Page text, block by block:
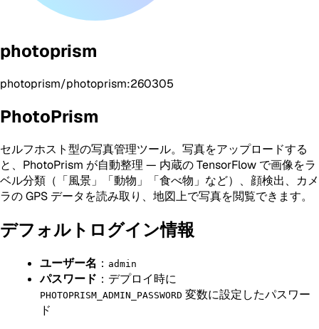
photoprism
photoprism/photoprism:260305
PhotoPrism
セルフホスト型の写真管理ツール。写真をアップロードする
と、PhotoPrism が自動整理 — 内蔵の TensorFlow で画像をラ
ベル分類（「風景」「動物」「食べ物」など）、顔検出、カメ
ラの GPS データを読み取り、地図上で写真を閲覧できます。
デフォルトログイン情報
ユーザー名 ： admin
パスワード ：デプロイ時に
PHOTOPRISM_ADMIN_PASSWORD 変数に設定したパスワー
ド